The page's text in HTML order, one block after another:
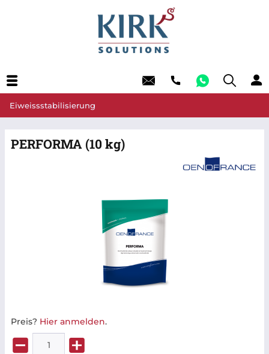
Eiweissstabilisierung
PERFORMA (10 kg)
Preis? Hier anmelden.